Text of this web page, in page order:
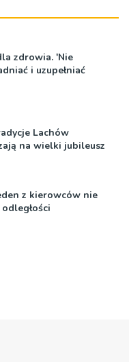
zdrowia. 'Nie
i uzupełniać
Lachów
na wielki jubileusz
z kierowców nie